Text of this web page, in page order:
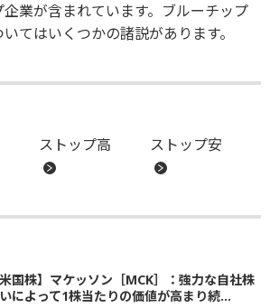
業が含まれています。ブルーチップ
てはいくつかの諸説があります。
ストップ高 ストップ安
米国株】マケッソン［MCK］：強力な自社株
によって1株当たりの価値が高まり続...